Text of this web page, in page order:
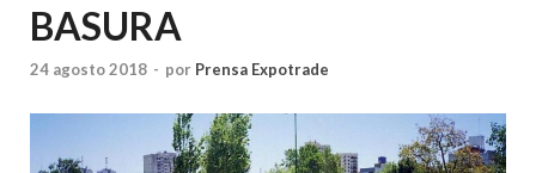
BASURA
24 agosto 2018 - por Prensa Expotrade